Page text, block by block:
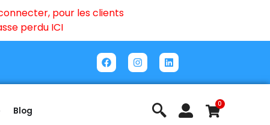
pour les clients
perdu ICI
Blog
0